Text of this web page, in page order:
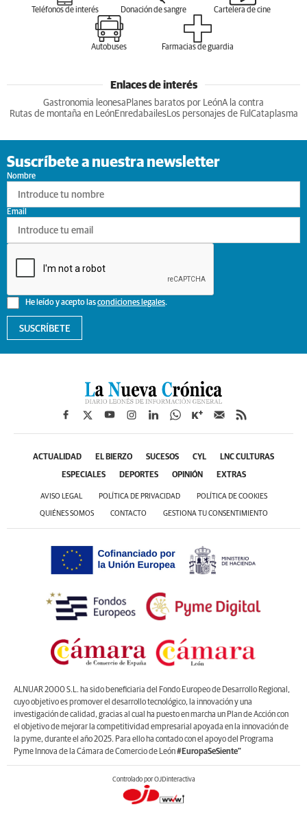
Teléfonos de interés Donación de sangre Cartelera de cine
Autobuses Farmacias de guardia
Enlaces de interés
Gastronomia leonesa Planes baratos por LeónA la contra
Rutas de montaña en LeónEnredabailesLos personajes de Ful Cataplasma
Suscríbete a nuestra newsletter
Nombre
He leído y acepto lascondiciones legales.
Email
SUSCRÍBETE
ACTUALIDAD EL BIERZO SUCESOS CYL LNC CULTURAS
ESPECIALES DEPORTES OPINIÓN EXTRAS
AVISO LEGAL POLÍTICA DE PRIVACIDAD POLÍTICA DE COOKIES
QUIÉNES SOMOS CONTACTO GESTIONA TU CONSENTIMIENTO
ALNUAR 2000 S.L. ha sido beneficiaria del Fondo Europeo de Desarrollo Regional,
cuyo objetivo es promover el desarrollo tecnológico, la innovación y una
investigación de calidad, gracias al cual ha puesto en marcha un Plan de Acción con
el objetivo de mejorar la competitividad empresarial apoyada en la innovación de
la pyme, durante el año 2025. Para ello ha contado con el apoyo del Programa
Pyme Innova de la Cámara de Comercio de León#EuropaSeSiente”
Controlado por OJDinteractiva